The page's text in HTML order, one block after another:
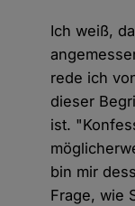
Ich weiß,
rede ich
dieser
ist.
bin mir
Frage, wie